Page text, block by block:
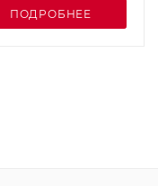
ПОДРОБНЕЕ